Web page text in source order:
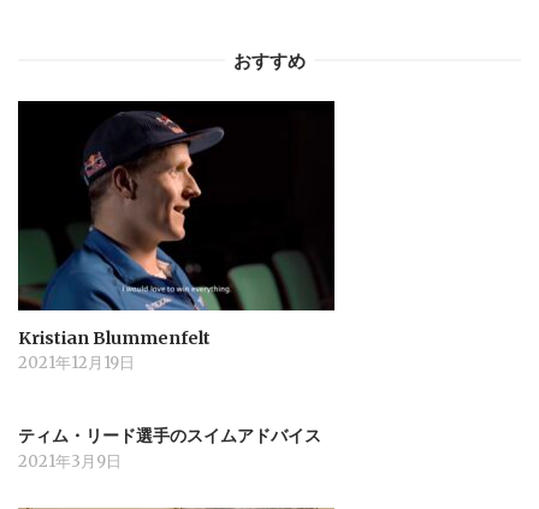
おすすめ
Kristian Blummenfelt
2021年12月19日
ティム・リード選手のスイムアドバイス
2021年3月9日